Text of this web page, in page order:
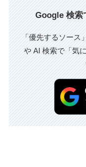
Google 検索
「優先するソー
や AI 検索で「気